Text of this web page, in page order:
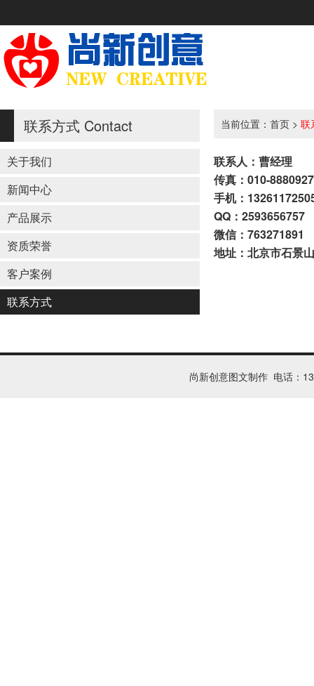
联系方式 Contact
关于我们
新闻中心
产品展示
资质荣誉
客户案例
联系方式
当前位置： 首页 > 联
联系人：曹经理
传真：010-
手机：
QQ：2593656757
微信：763271891
地址：北京市石景
尚新创意图文制作 电话：